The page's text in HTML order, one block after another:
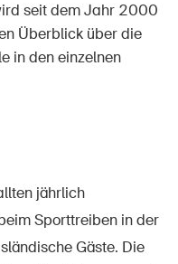
seit dem Jahr 2000
Überblick über die
in den einzelnen
jährlich
Sporttreiben in der
Gäste. Die